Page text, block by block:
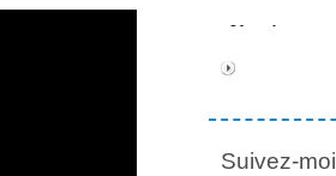
Suivez-moi